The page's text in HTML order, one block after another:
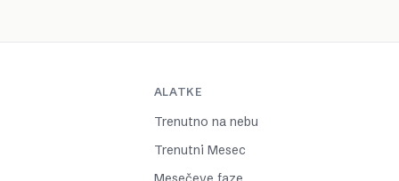
ALATKE
Trenutno na nebu
Trenutni Mesec